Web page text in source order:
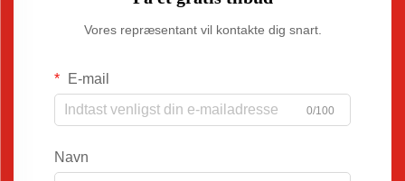
Vores repræsentant vil kontakte dig snart.
E-mail
0/100
Navn